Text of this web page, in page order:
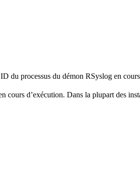
du processus du démon RSyslog en
cours d’exécution. Dans la plupart des